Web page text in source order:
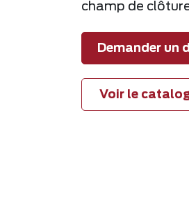
champ de
Demander un
Voir le